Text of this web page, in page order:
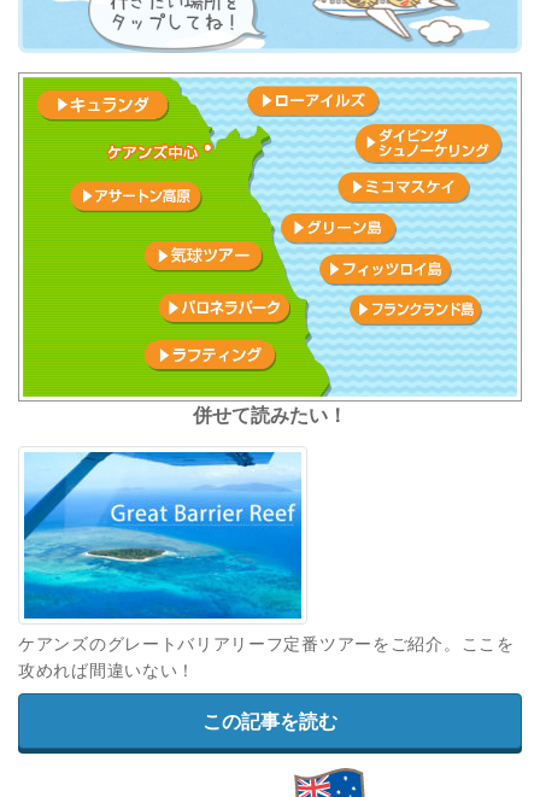
併せて読みたい！
ケアンズのグレートバリアリーフ定番ツアーをご紹介。ここを
攻めれば間違いない！
この記事を読む